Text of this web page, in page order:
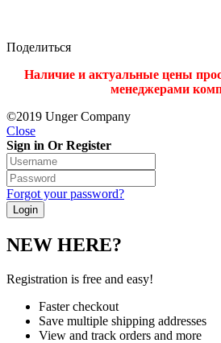
Поделиться
Наличие и актуальные цены
менеджерами
©2019 Unger Company
Close
Sign in Or Register
Forgot your password?
NEW HERE?
Registration is free and easy!
Faster checkout
Save multiple shipping addresses
View and track orders and more